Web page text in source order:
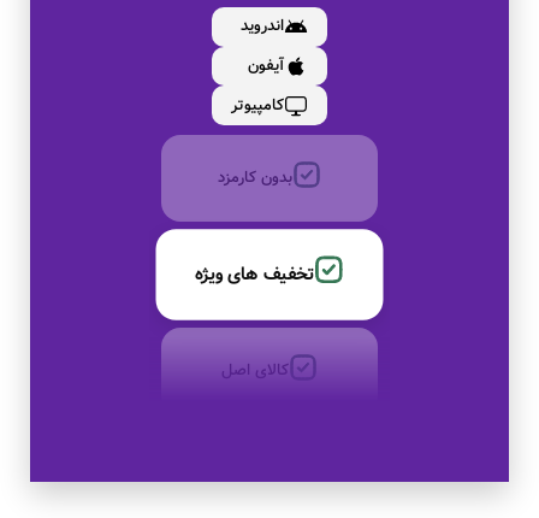
اندروید
آیفون
کامپیوتر
به صورت اقساط
بدون کارمزد
تخفیف های ویژه
کالای اصل